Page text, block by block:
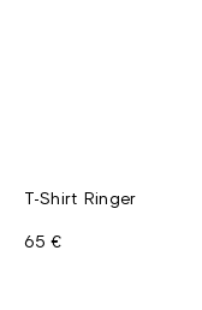
T-Shirt Ringer
65 €